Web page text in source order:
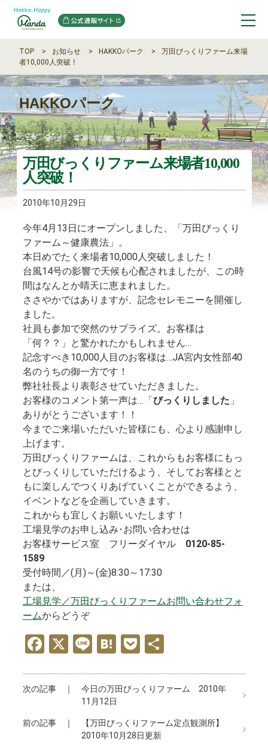
TOP お知らせ HAKKOパーク
万田びっくりファーム来場
者10,000人突破！
HAKKOパーク
万田びっくりファーム来場者10,000
人突破！
2010年10月29日
今年4月13日にオープンしました、「万田びっくり
ファーム～健康農法」。
本日めでたく来場者10,000人突破しました！
台風14号の影響で天候も心配されましたが、この時
間はなんとか晴天に恵まれました。
ささやかではありますが、記念セレモニーを開催し
ました。
社員も参加で突然のサプライズ。お客様は
「何？？」と驚かれたかもしれません…
記念すべき10,000人目のお客様は…JA宮内女性部40
名のうちの御一方です！
弊社社長より表彰させていただきました。
お客様のコメント第一声は…「びっくりしました 」
ありがとうございます！！
今までご来場いただいた皆様にも、心より感謝申し
上げます。
万田びっくりファームは、これからもお客様にもっ
とびっくりしていただけるよう、そしてお客様とと
もに楽しんでつくりあげていくことができるよう、
イベントなどを企画していきます。
これからも宜しくお願いいたします！
工場見学のお申し込み･お問い合わせは
お客様サービス室 フリーダイヤル 0120-85-
1589
受付時間／(月)～(金)8:30～17:30
または、
工場見学／万田びっくりファームお問い合わせフォ
ームからどうぞ
F
a
ce
b
o
X Li
n
e
H
at
e
n
a
P
o
ck
et
共
次の記事 ｜ 今日の万田びっくりファーム 2010年
11月12日
前の記事 ｜
【万田びっくりファーム定点観測所】
2010年10月28日更新